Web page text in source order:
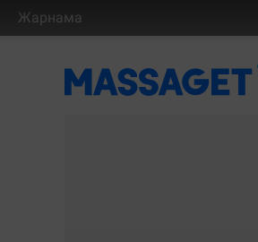
Жарнама